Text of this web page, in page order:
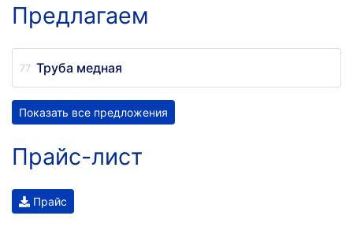
Предлагаем
Труба медная
Показать все предложения
Прайс-лист
Прайс